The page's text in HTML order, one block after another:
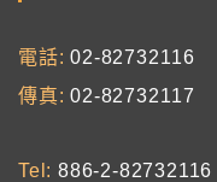
電話
02-82732116
傳真
02-82732117
Tel
886-2-82732116